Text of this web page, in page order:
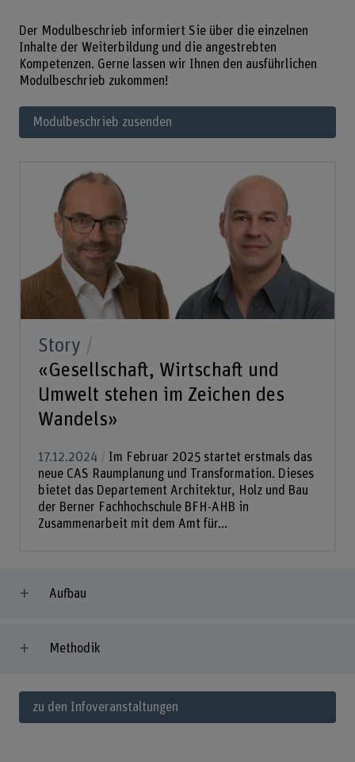
Der Modulbeschrieb informiert Sie über die einzelnen
Inhalte der Weiterbildung und die angestrebten
Kompetenzen. Gerne lassen wir Ihnen den ausführlichen
Modulbeschrieb zukommen!
Modulbeschrieb zusenden
Story
«Gesellschaft, Wirtschaft und
Umwelt stehen im Zeichen des
Wandels»
17.12.2024
Im Februar 2025 startet erstmals das
neue CAS Raumplanung und Transformation. Dieses
bietet das Departement Architektur, Holz und Bau
der Berner Fachhochschule BFH-AHB in
Zusammenarbeit mit dem Amt für...
Aufbau
Methodik
zu den Infoveranstaltungen